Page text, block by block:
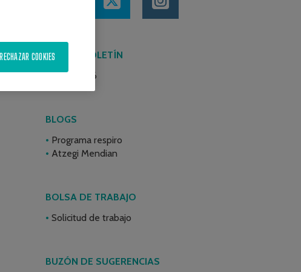
ÚLTIMO BOLETÍN
Junio 2026
BLOGS
Programa respiro
Atzegi Mendian
BOLSA DE TRABAJO
Solicitud de trabajo
BUZÓN DE SUGERENCIAS
RECHAZAR COOKIES